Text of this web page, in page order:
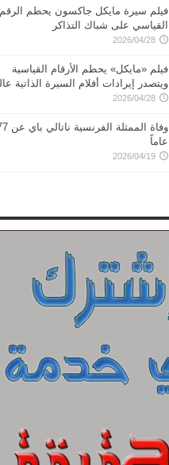
فيلم سيرة مايكل جاكسون يحطم الرقم
القياسي على شباك التذاكر
2026/04/28
فيلم «مايكل» يحطم الأرقام القياسية
ويتصدر إيرادات أفلام السيرة الذاتية
2026/04/28
وفاة الممثلة
عاماً
2026/04/19